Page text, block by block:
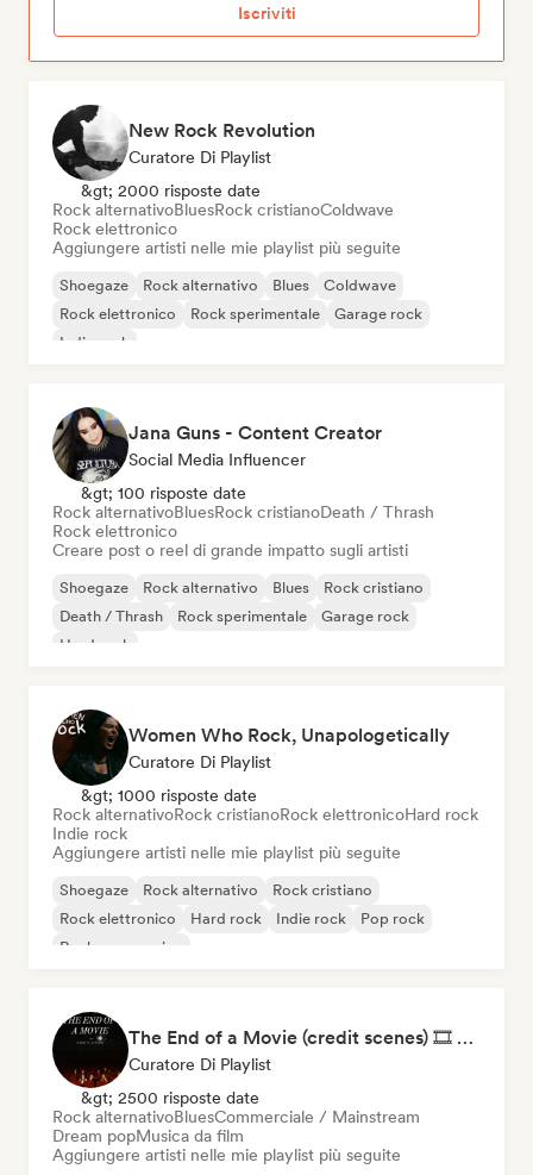
Iscriviti
New Rock Revolution
Curatore Di Playlist
&gt; 2000 risposte date
Rock alternativoBluesRock cristianoColdwave
Rock elettronico
Aggiungere artisti nelle mie playlist più seguite
Shoegaze Rock alternativo Blues
Coldwave
Rock elettronico
Rock sperimentale
Garage rock
Indie rock
Jana Guns - Content Creator
Social Media Influencer
&gt; 100 risposte date
Rock alternativoBluesRock cristianoDeath / Thrash
Rock elettronico
Creare post o reel di grande impatto sugli artisti
Shoegaze Rock alternativo Blues
Rock cristiano
Death / Thrash
Rock sperimentale
Garage rock
Hard rock
Women Who Rock, Unapologetically
Curatore Di Playlist
&gt; 1000 risposte date
Rock alternativoRock cristianoRock elettronicoHard rock
Indie rock
Aggiungere artisti nelle mie playlist più seguite
Shoegaze Rock alternativo
Rock cristiano
Rock elettronico
Hard rock Indie rock
Pop rock
Rock progressivo
The End of a Movie (credit scenes) 🎞️ Cinematic Dream Pop & Bedroom Indie
Curatore Di Playlist
&gt; 2500 risposte date
Rock alternativoBluesCommerciale / Mainstream
Dream popMusica da film
Aggiungere artisti nelle mie playlist più seguite